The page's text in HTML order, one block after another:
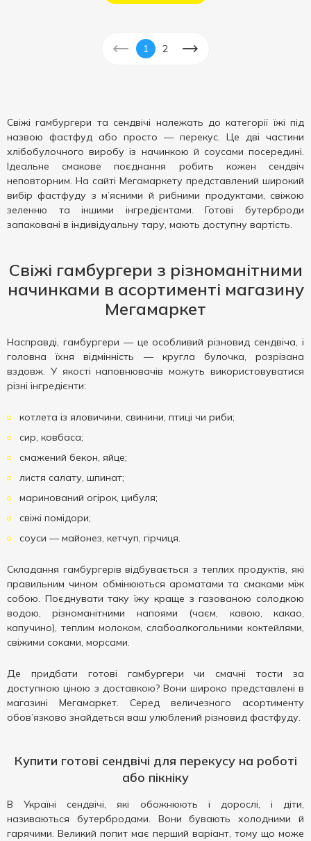
1 2
Свіжі гамбургери та сендвічі належать до категорії їжі під
назвою фастфуд або просто — перекус. Це дві частини
хлібобулочного виробу із начинкою й соусами посередині.
Ідеальне смакове поєднання робить кожен сендвіч
неповторним. На сайті Мегамаркету представлений широкий
вибір фастфуду з м’ясними й рибними продуктами, свіжою
зеленню та іншими інгредієнтами. Готові бутерброди
запаковані в індивідуальну тару, мають доступну вартість.
Свіжі гамбургери з різноманітними
начинками в асортименті магазину
Мегамаркет
Насправді, гамбургери — це особливий різновид сендвіча, і
головна їхня відмінність — кругла булочка, розрізана
вздовж. У якості наповнювачів можуть використовуватися
різні інгредієнти:
котлета із яловичини, свинини, птиці чи риби;
сир, ковбаса;
смажений бекон, яйце;
листя салату, шпинат;
маринований огірок, цибуля;
свіжі помідори;
соуси — майонез, кетчуп, гірчиця.
Складання гамбургерів відбувається з теплих продуктів, які
правильним чином обмінюються ароматами та смаками між
собою. Поєднувати таку їжу краще з газованою солодкою
водою, різноманітними напоями (чаєм, кавою, какао,
капучино), теплим молоком, слабоалкогольними коктейлями,
свіжими соками, морсами.
Де придбати готові гамбургери чи смачні тости за
доступною ціною з доставкою? Вони широко представлені в
магазині Мегамаркет. Серед величезного асортименту
обов’язково знайдеться ваш улюблений різновид фастфуду.
Купити готові сендвічі для перекусу на роботі
або пікніку
В Україні сендвічі, які обожнюють і дорослі, і діти,
називаються бутербродами. Вони бувають холодними й
гарячими. Великий попит має перший варіант, тому що може